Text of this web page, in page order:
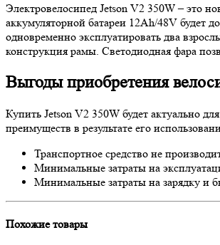
Электровелосипед Jetson V2 350W – это
аккумуляторной батареи 12Ah/48V будет
одновременно эксплуатировать два
конструкция рамы. Светодиодная фара
Выгоды приобретения
Купить Jetson V2 350W будет актуально
преимуществ в результате его
Транспортное средство не
Минимальные затраты на
Минимальные затраты на зарядку и
Похожие товары